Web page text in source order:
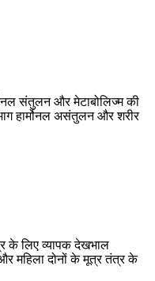
संतुलन और मेटाबोलिज्म की
हार्मोनल असंतुलन और शरीर
के लिए व्यापक देखभाल
महिला दोनों के मूत्र तंत्र के